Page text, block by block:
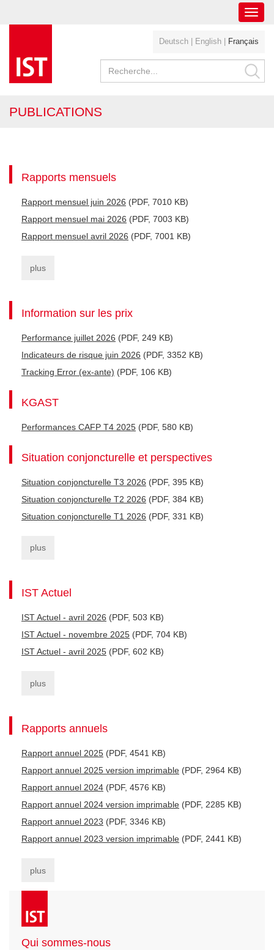
Deutsch English Français
PUBLICATIONS
Rapports mensuels
Rapport mensuel juin 2026 (PDF, 7010 KB)
Rapport mensuel mai 2026 (PDF, 7003 KB)
Rapport mensuel avril 2026 (PDF, 7001 KB)
plus
Information sur les prix
Performance juillet 2026 (PDF, 249 KB)
Indicateurs de risque juin 2026 (PDF, 3352 KB)
Tracking Error (ex-ante) (PDF, 106 KB)
KGAST
Performances CAFP T4 2025 (PDF, 580 KB)
Situation conjoncturelle et perspectives
Situation conjoncturelle T3 2026 (PDF, 395 KB)
Situation conjoncturelle T2 2026 (PDF, 384 KB)
Situation conjoncturelle T1 2026 (PDF, 331 KB)
plus
IST Actuel
IST Actuel - avril 2026 (PDF, 503 KB)
IST Actuel - novembre 2025 (PDF, 704 KB)
IST Actuel - avril 2025 (PDF, 602 KB)
plus
Rapports annuels
Rapport annuel 2025 (PDF, 4541 KB)
Rapport annuel 2025 version imprimable (PDF, 2964 KB)
Rapport annuel 2024 (PDF, 4576 KB)
Rapport annuel 2024 version imprimable (PDF, 2285 KB)
Rapport annuel 2023 (PDF, 3346 KB)
Rapport annuel 2023 version imprimable (PDF, 2441 KB)
plus
Qui sommes-nous